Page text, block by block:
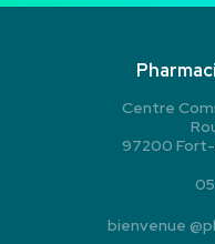
Centre
97200
bienvenue @